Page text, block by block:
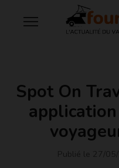
Spot On